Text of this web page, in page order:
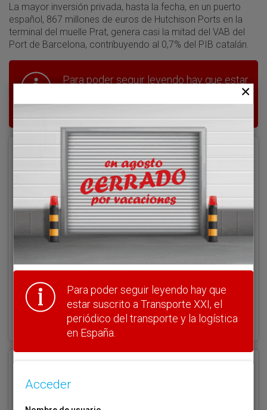
La mayor inversión privada, hasta la fecha, en un puerto
español, 867 millones de euros de Hutchison Ports en la
terminal del muelle Prat, genera casi la mitad del VAB del
Port de Barcelona, contribuyendo al 0,7% del PIB catalán.
Para poder seguir leyendo hay que estar
del transporte y la logística en España.
Acceder
Nombre de usuario
¿Olvidó su clave?
Haga clic aquí para recuperarla.
Para poder seguir leyendo hay que
estar suscrito a Transporte XXI, el
periódico del transporte y la logística
en España.
Acceder